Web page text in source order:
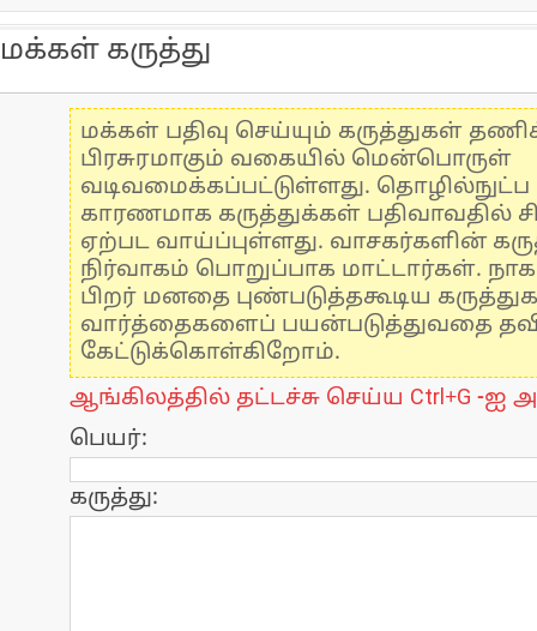
மக்கள் கருத்து
மக்கள் பதிவு செய்யும் கருத்துகள்
பிரசுரமாகும் வகையில் மென்பொருள்
வடிவமைக்கப்பட்டுள்ளது.
காரணமாக கருத்துக்கள் பதிவாவதில்
ஏற்பட வாய்ப்புள்ளது. வாசகர்களின்
நிர்வாகம் பொறுப்பாக மாட்டார்கள்.
பிறர் மனதை புண்படுத்தகூடிய
வார்த்தைகளைப் பயன்படுத்துவதை
கேட்டுக்கொள்கிறோம்.
ஆங்கிலத்தில் தட்டச்சு செய்ய Ctrl+G -ஐ
பெயர்:
கருத்து: